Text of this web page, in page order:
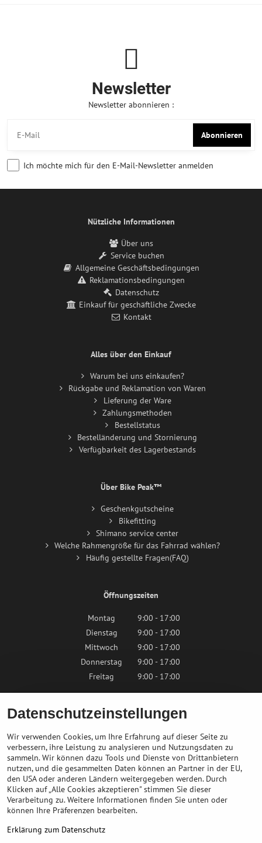
Newsletter
Newsletter abonnieren :
Abonnieren
Ich möchte mich für den E-Mail-Newsletter anmelden
Nützliche Informationen
Über uns
Service buchen
Allgemeine Geschäftsbedingungen
Reklamationsbedingungen
Datenschutz
Einkauf für geschäftliche Zwecke
Kontakt
Alles über den Einkauf
Warum bei uns einkaufen?
Rückgabe und Reklamation von Waren
Lieferung der Ware
Zahlungsmethoden
Bestellstatus
Bestelländerung und Stornierung
Verfügbarkeit des Lagerbestands
Über Bike Peak™
Geschenkgutscheine
Bikefitting
Shimano service center
Welche Rahmengröße für das Fahrrad wählen?
Häufig gestellte Fragen(FAQ)
Öffnungszeiten
Montag
9:00 - 17:00
Dienstag
9:00 - 17:00
Mittwoch
9:00 - 17:00
Donnerstag
9:00 - 17:00
Freitag
9:00 - 17:00
Samstag
9:00 - 12:00
Sonntag
Geschlossen
Kontaktieren Sie uns
info@bikepeak.at
+436764858804
Datenschutzeinstellungen
Wir verwenden Cookies, um Ihre Erfahrung auf dieser Seite zu
verbessern, ihre Leistung zu analysieren und Nutzungsdaten zu
sammeln. Wir können dazu Tools und Dienste von Drittanbietern
nutzen, und die gesammelten Daten können an Partner in der EU,
den USA oder anderen Ländern weitergegeben werden. Durch
Klicken auf „Alle Cookies akzeptieren" stimmen Sie dieser
Verarbeitung zu. Weitere Informationen finden Sie unten oder
können Ihre Präferenzen bearbeiten.
Erklärung zum Datenschutz